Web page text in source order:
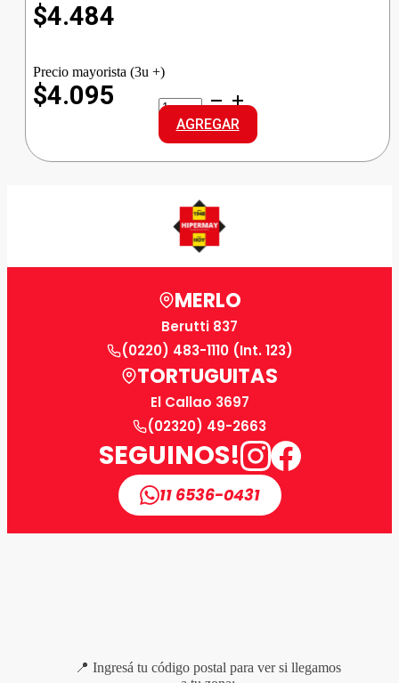
$4.484
Precio mayorista (3u +)
$4.095
MARCELA
AMERICANO
cantidad
AGREGAR
MERLO
Berutti 837
(0220) 483-1110 (Int. 123)
TORTUGUITAS
El Callao 3697
(02320) 49-2663
SEGUINOS!
11 6536-0431
📍 Ingresá tu código postal para ver si llegamos